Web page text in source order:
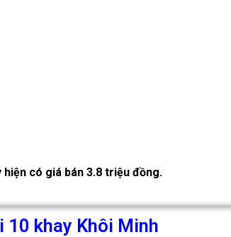
có giá bán 3.8 triệu đồng.
10 khay Khôi Minh